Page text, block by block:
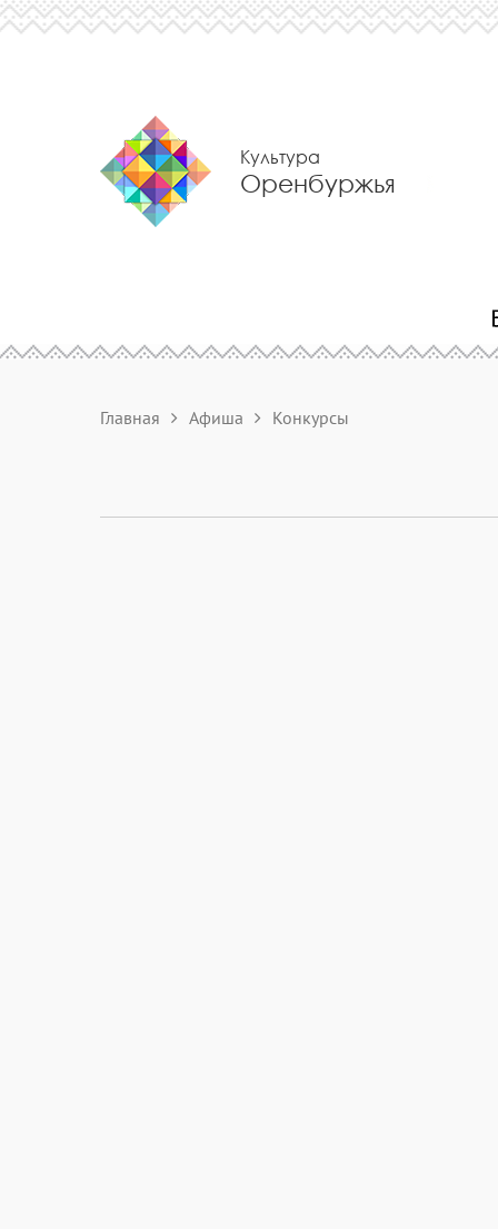
Культура
Оренбуржья
Главная Афиша Конкурсы